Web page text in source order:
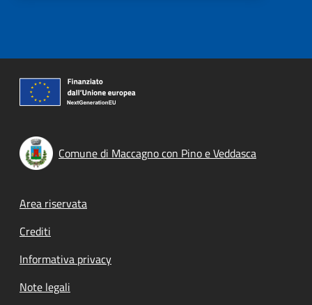
Comune di Maccagno con Pino e Veddasca
Footer menu
Area riservata
Crediti
Informativa privacy
Note legali